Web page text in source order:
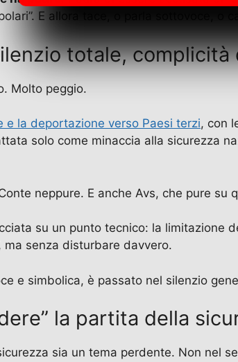
E allora tace, o parla sottovoce, o
totale,
Molto peggio.
e la deportazione verso Paesi terzi, con
solo come minaccia alla sicurezza
neppure. E anche Avs, che pure
su un punto tecnico: la limitazione
ma senza disturbare davvero.
e simbolica, è passato nel silenzio
la partita della
sia un tema perdente. Non nel